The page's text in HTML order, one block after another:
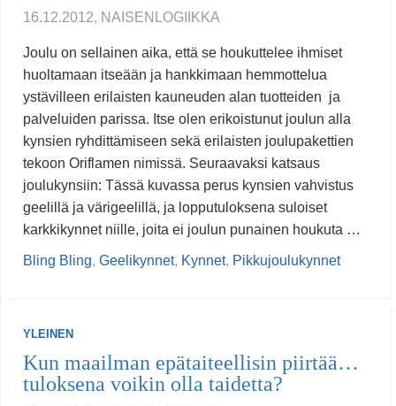
16.12.2012, NAISENLOGIIKKA
Joulu on sellainen aika, että se houkuttelee ihmiset
huoltamaan itseään ja hankkimaan hemmottelua
ystävilleen erilaisten kauneuden alan tuotteiden ja
palveluiden parissa. Itse olen erikoistunut joulun alla
kynsien ryhdittämiseen sekä erilaisten joulupakettien
tekoon Oriflamen nimissä. Seuraavaksi katsaus
joulukynsiin: Tässä kuvassa perus kynsien vahvistus
geelillä ja värigeelillä, ja lopputuloksena suloiset
karkkikynnet niille, joita ei joulun punainen houkuta …
Bling Bling, Geelikynnet, Kynnet, Pikkujoulukynnet
YLEINEN
Kun maailman epätaiteellisin piirtää…
tuloksena voikin olla taidetta?